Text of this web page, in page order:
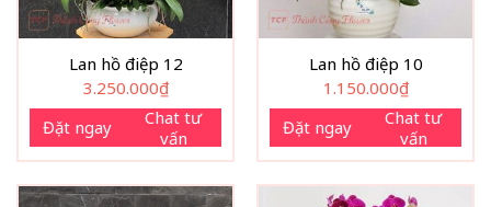
Lan hồ điệp 12
3.250.000₫
Đặt ngay
Chat tư
vấn
Lan hồ điệp 10
1.150.000₫
Đặt ngay
Chat tư
vấn